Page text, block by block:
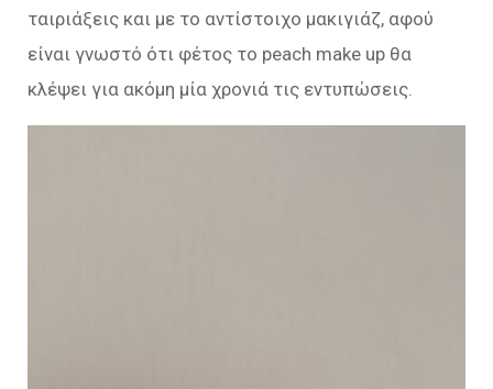
ταιριάξεις και με το αντίστοιχο μακιγιάζ, αφού
είναι γνωστό ότι φέτος το peach make up θα
κλέψει για ακόμη μία χρονιά τις εντυπώσεις.